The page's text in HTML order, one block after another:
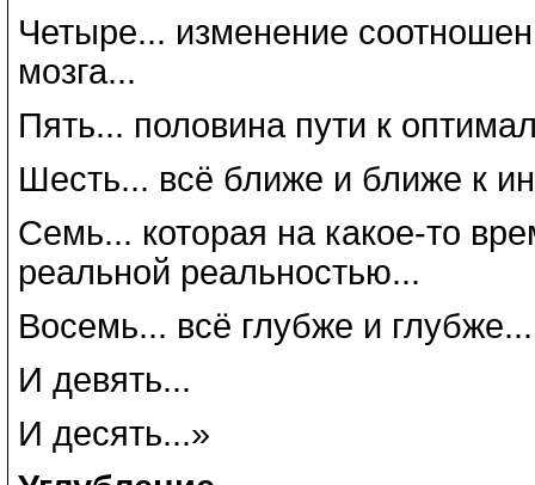
Четыре... изменение
мозга...
Пять... половина пути к
Шесть... всё ближе и ближе к
Семь... которая на какое-то
реальной реальностью...
Восемь... всё глубже и глубже...
И девять...
И десять...»